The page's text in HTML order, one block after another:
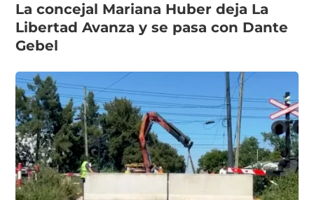
La concejal Mariana Huber deja La
Libertad Avanza y se pasa con Dante
Gebel